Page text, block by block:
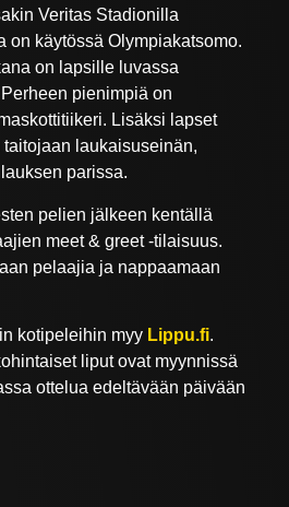
Veritas Stadionilla
on käytössä Olympiakatsomo.
on lapsille luvassa
pienimpiä on
Lisäksi lapset
laukaisuseinän,
parissa.
pelien jälkeen kentällä
meet & greet -tilaisuus.
pelaajia ja nappaamaan
kotipeleihin myy Lippu.fi.
liput ovat myynnissä
ottelua edeltävään päivään